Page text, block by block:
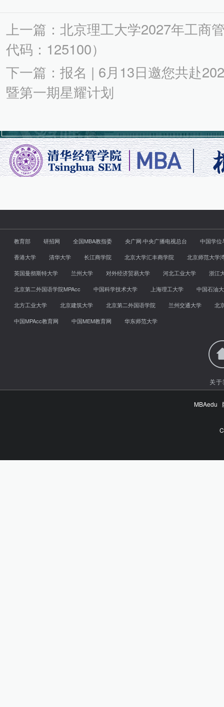
上一篇：北京理工大学2027年工商
代码：125100）
下一篇：报名 | 6月13日邀您共赴
暨第一期星耀计划
教育部 研招网 全国MBA教指委 央广网·中央广播电视总台
中国学位
香港大学
清华大学 长江商学院 北京大学汇丰商学院
北京师范大学
英国曼彻斯特大学
兰州大学 对外经济贸易大学 河北工业大学
浙江
北京第二外国语学院MPAcc
中国科学技术大学 上海理工大学
中国石油
北方工业大学
北京建筑大学 北京第二外国语学院 兰州交通大学
北
中国MPAcc教育网
中国MEM教育网 华东师范大学
关
MBAedu